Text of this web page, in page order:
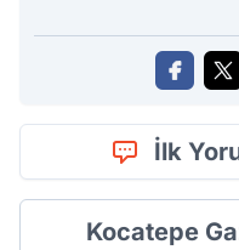
İlk
Kocatepe